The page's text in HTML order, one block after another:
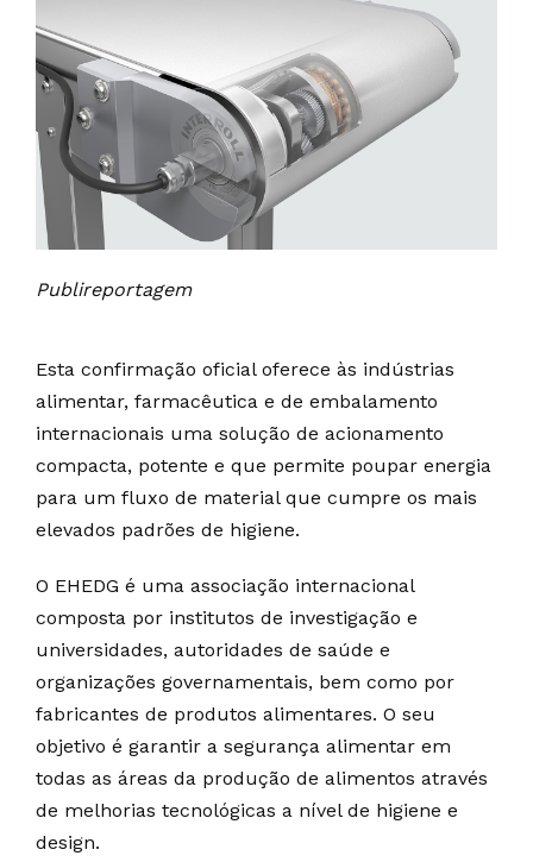
Publireportagem
Esta confirmação oficial oferece às indústrias
alimentar, farmacêutica e de embalamento
internacionais uma solução de acionamento
compacta, potente e que permite poupar energia
para um fluxo de material que cumpre os mais
elevados padrões de higiene.
O EHEDG é uma associação internacional
composta por institutos de investigação e
universidades, autoridades de saúde e
organizações governamentais, bem como por
fabricantes de produtos alimentares. O seu
objetivo é garantir a segurança alimentar em
todas as áreas da produção de alimentos através
de melhorias tecnológicas a nível de higiene e
design.